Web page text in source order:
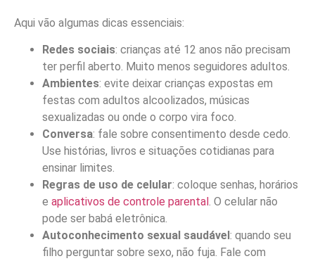
Aqui vão algumas dicas essenciais:
Redes sociais: crianças até 12 anos não precisam
ter perfil aberto. Muito menos seguidores adultos.
Ambientes: evite deixar crianças expostas em
festas com adultos alcoolizados, músicas
sexualizadas ou onde o corpo vira foco.
Conversa: fale sobre consentimento desde cedo.
Use histórias, livros e situações cotidianas para
ensinar limites.
Regras de uso de celular: coloque senhas, horários
e aplicativos de controle parental. O celular não
pode ser babá eletrônica.
Autoconhecimento sexual saudável: quando seu
filho perguntar sobre sexo, não fuja. Fale com